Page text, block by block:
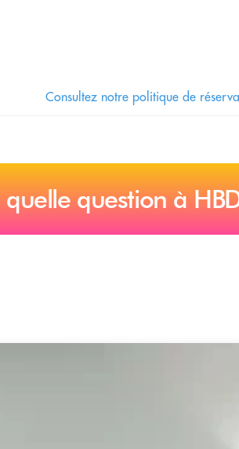
Consultez notre politique de
quelle question à